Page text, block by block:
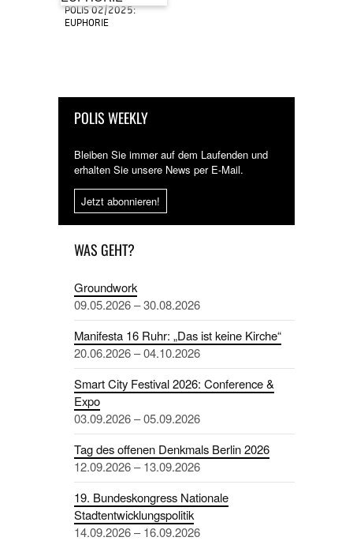
POLIS 02/2025:
EUPHORIE
POLIS WEEKLY
Bleiben Sie immer auf dem Laufenden und
erhalten Sie unsere News per E-Mail.
Jetzt abonnieren!
WAS GEHT?
Groundwork
09.05.2026 – 30.08.2026
Manifesta 16 Ruhr: „Das ist keine Kirche“
20.06.2026 – 04.10.2026
Smart City Festival 2026: Conference &
Expo
03.09.2026 – 05.09.2026
Tag des offenen Denkmals Berlin 2026
12.09.2026 – 13.09.2026
19. Bundeskongress Nationale
Stadtentwicklungspolitik
14.09.2026 – 16.09.2026